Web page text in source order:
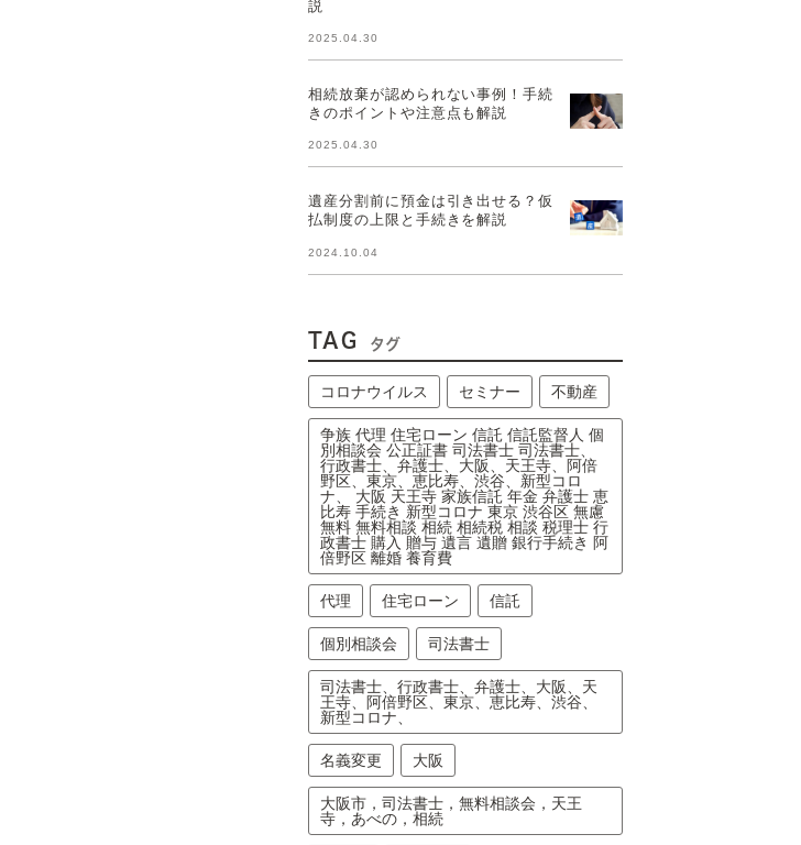
説
2025.04.30
相続放棄が認められない事例！手続
きのポイントや注意点も解説
2025.04.30
遺産分割前に預金は引き出せる？仮
払制度の上限と手続きを解説
2024.10.04
TAG タグ
コロナウイルス セミナー 不動産
争族 代理 住宅ローン 信託 信託監督人 個
別相談会 公正証書 司法書士 司法書士、
行政書士、弁護士、大阪、天王寺、阿倍
野区、東京、恵比寿、渋谷、新型コロ
ナ、 大阪 天王寺 家族信託 年金 弁護士 恵
比寿 手続き 新型コロナ 東京 渋谷区 無慮
無料 無料相談 相続 相続税 相談 税理士 行
政書士 購入 贈与 遺言 遺贈 銀行手続き 阿
倍野区 離婚 養育費
代理 住宅ローン 信託
個別相談会 司法書士
司法書士、行政書士、弁護士、大阪、天
王寺、阿倍野区、東京、恵比寿、渋谷、
新型コロナ、
名義変更 大阪
大阪市，司法書士，無料相談会，天王
寺，あべの，相続